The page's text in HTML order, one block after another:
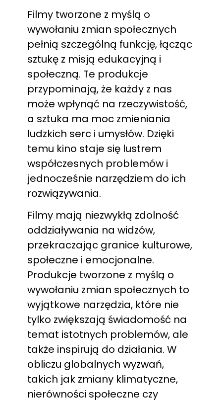
Filmy tworzone z myślą o
wywołaniu zmian społecznych
pełnią szczególną funkcję, łącząc
sztukę z misją edukacyjną i
społeczną. Te produkcje
przypominają, że każdy z nas
może wpłynąć na rzeczywistość,
a sztuka ma moc zmieniania
ludzkich serc i umysłów. Dzięki
temu kino staje się lustrem
współczesnych problemów i
jednocześnie narzędziem do ich
rozwiązywania.
Filmy mają niezwykłą zdolność
oddziaływania na widzów,
przekraczając granice kulturowe,
społeczne i emocjonalne.
Produkcje tworzone z myślą o
wywołaniu zmian społecznych to
wyjątkowe narzędzia, które nie
tylko zwiększają świadomość na
temat istotnych problemów, ale
także inspirują do działania. W
obliczu globalnych wyzwań,
takich jak zmiany klimatyczne,
nierówności społeczne czy